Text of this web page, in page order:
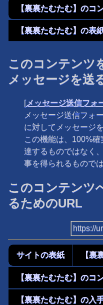
【裏裏たむたむ】のコ
【裏裏たむたむ】の表
このコンテンツ
メッセージを送
[メッセージ送信フォ
メッセージ送信フォ
に対してメッセージ
この機能は、100%
達するものではなく
事を得られるもので
このコンテンツ
るためのURL
https://
サイトの表紙 【裏
【裏裏たむたむ】のコ
【裏裏たむたむ】の入